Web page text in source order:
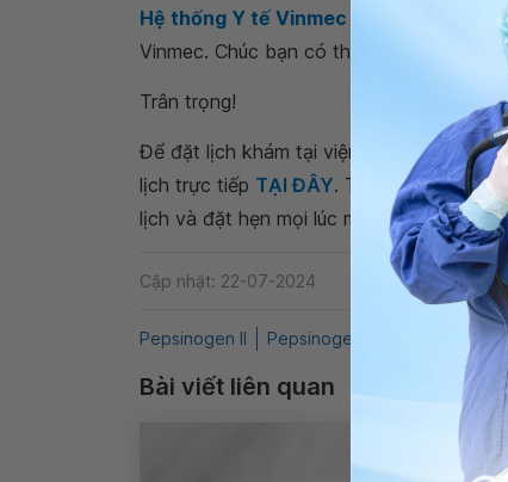
Hệ thống Y tế Vinmec để kiểm tra và
Vinmec. Chúc bạn có thật nhiều sức
Trân trọng!
Để đặt lịch khám tại viện, Quý khách vui
lịch trực tiếp TẠI ĐÂY. Tải và đặt lịch
lịch và đặt hẹn mọi lúc mọi nơi ngay trên
Cập nhật: 22-07-2024
Pepsinogen II Pepsinogen I Xét
Bài viết liên quan